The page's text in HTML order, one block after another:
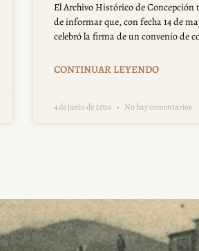
El Archivo Histórico de Concepción
de informar que, con fecha 14 de
celebró la firma de un convenio de
CONTINUAR LEYENDO
4 de junio de 2026 No hay comentarios